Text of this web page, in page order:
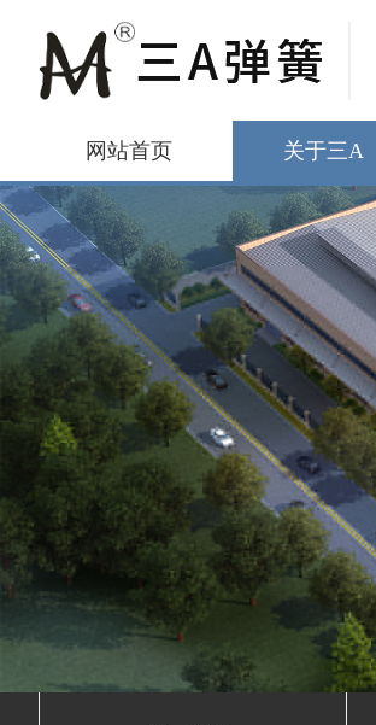
网站首页 关于三A